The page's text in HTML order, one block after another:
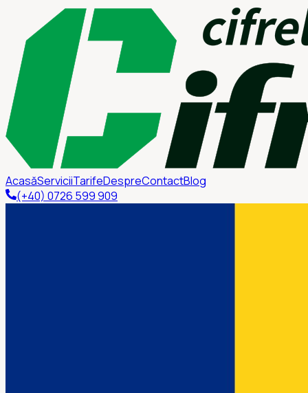
AcasăServiciiTarifeDespreContactBlog
(+40) 0726 599 909